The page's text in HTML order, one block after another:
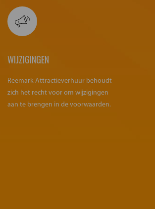
WIJZIGINGEN
Reemark Attractieverhuur behoudt
zich het recht voor om wijzigingen
aan te brengen in de voorwaarden.